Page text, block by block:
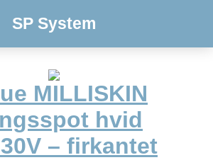
SP System
MILLISKIN
hvid
– firkantet